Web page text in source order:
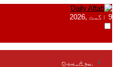
9 اگست ,2026
ہوم پیج